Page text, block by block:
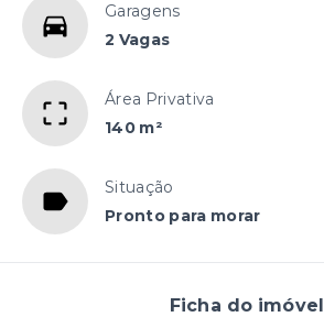
Garagens
2 Vagas
Área Privativa
140 m²
Situação
Pronto para morar
Ficha do imóvel